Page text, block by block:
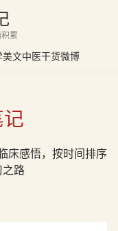
累
美文中医干货微博
床感悟，按时间排序
之路